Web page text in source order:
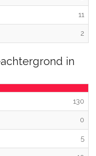
11
2
in
130
0
5